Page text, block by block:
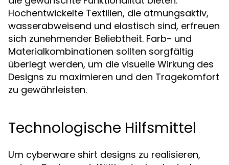
Hochentwickelte Textilien, die atmungsaktiv,
wasserabweisend und elastisch sind, erfreuen
sich zunehmender Beliebtheit. Farb- und
Materialkombinationen sollten sorgfältig
überlegt werden, um die visuelle Wirkung des
Designs zu maximieren und den Tragekomfort
zu gewährleisten.
Technologische Hilfsmittel
Um cyberware shirt designs zu realisieren,